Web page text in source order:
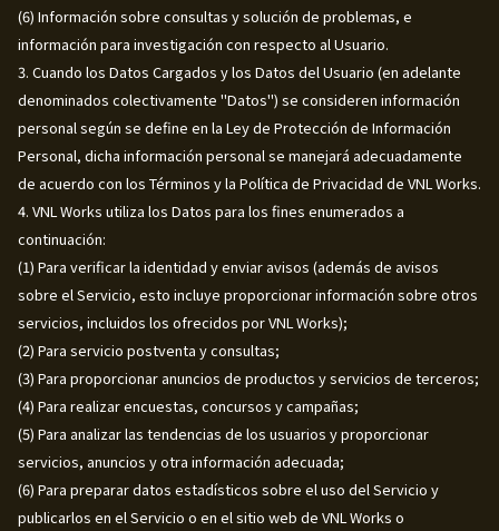
(6) Información sobre consultas y solución de problemas, e
información para investigación con respecto al Usuario.
3. Cuando los Datos Cargados y los Datos del Usuario (en adelante
denominados colectivamente "Datos") se consideren información
personal según se define en la Ley de Protección de Información
Personal, dicha información personal se manejará adecuadamente
de acuerdo con los Términos y la Política de Privacidad de VNL Works.
4. VNL Works utiliza los Datos para los fines enumerados a
continuación:
(1) Para verificar la identidad y enviar avisos (además de avisos
sobre el Servicio, esto incluye proporcionar información sobre otros
servicios, incluidos los ofrecidos por VNL Works);
(2) Para servicio postventa y consultas;
(3) Para proporcionar anuncios de productos y servicios de terceros;
(4) Para realizar encuestas, concursos y campañas;
(5) Para analizar las tendencias de los usuarios y proporcionar
servicios, anuncios y otra información adecuada;
(6) Para preparar datos estadísticos sobre el uso del Servicio y
publicarlos en el Servicio o en el sitio web de VNL Works o